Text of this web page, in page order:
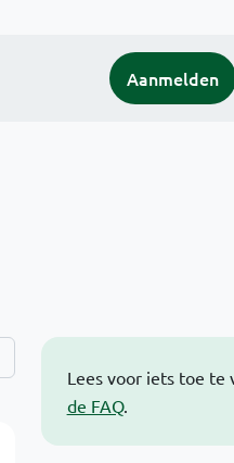
Aanmelden
Lees voor iets toe te
de FAQ.